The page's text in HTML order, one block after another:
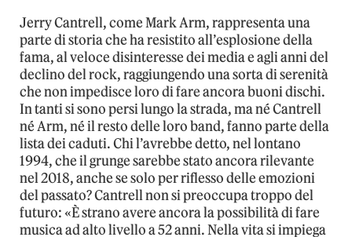
Jerry Cantrell, come Mark Arm, rappresenta una
parte di storia che ha resistito all’esplosione della
fama, al veloce disinteresse dei media e agli anni del
declino del rock, raggiungendo una sorta di serenità
che non impedisce loro di fare ancora buoni dischi.
In tanti si sono persi lungo la strada, ma né Cantrell
né Arm, né il resto delle loro band, fanno parte della
lista dei caduti. Chi l’avrebbe detto, nel lontano
1994, che il grunge sarebbe stato ancora rilevante
nel 2018, anche se solo per riflesso delle emozioni
del passato? Cantrell non si preoccupa troppo del
futuro: «È strano avere ancora la possibilità di fare
musica ad alto livello a 52 anni. Nella vita si impiega